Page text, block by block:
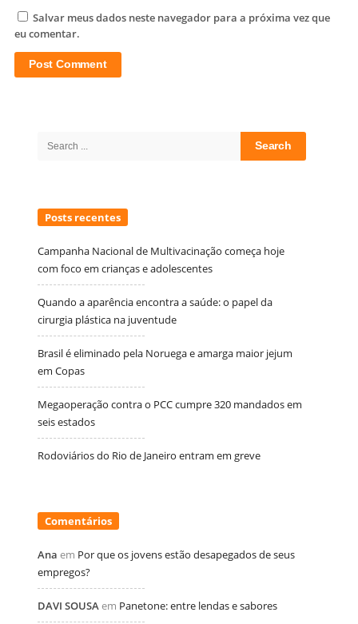
Salvar meus dados neste navegador para a próxima vez que
eu comentar.
Search
Posts recentes
Campanha Nacional de Multivacinação começa hoje
com foco em crianças e adolescentes
Quando a aparência encontra a saúde: o papel da
cirurgia plástica na juventude
Brasil é eliminado pela Noruega e amarga maior jejum
em Copas
Megaoperação contra o PCC cumpre 320 mandados em
seis estados
Rodoviários do Rio de Janeiro entram em greve
Comentários
Ana em Por que os jovens estão desapegados de seus
empregos?
DAVI SOUSAem Panetone: entre lendas e sabores